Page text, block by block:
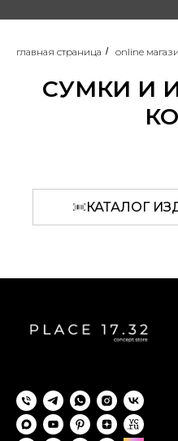
главная страница / online
СУМКИ И
КАТАЛОГ